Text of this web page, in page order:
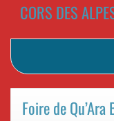
CORS DES
Foire de